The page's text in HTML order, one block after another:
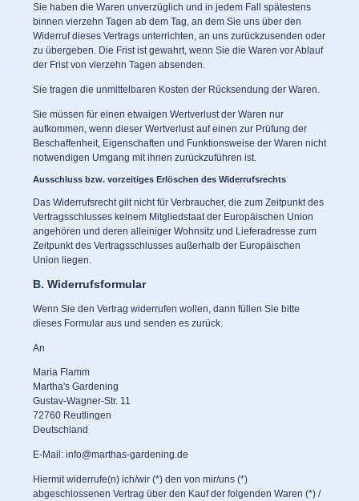
Sie haben die Waren unverzüglich und in jedem Fall spätestens
binnen vierzehn Tagen ab dem Tag, an dem Sie uns über den
Widerruf dieses Vertrags unterrichten, an uns zurückzusenden oder
zu übergeben. Die Frist ist gewahrt, wenn Sie die Waren vor Ablauf
der Frist von vierzehn Tagen absenden.
Sie tragen die unmittelbaren Kosten der Rücksendung der Waren.
Sie müssen für einen etwaigen Wertverlust der Waren nur
aufkommen, wenn dieser Wertverlust auf einen zur Prüfung der
Beschaffenheit, Eigenschaften und Funktionsweise der Waren nicht
notwendigen Umgang mit ihnen zurückzuführen ist.
Ausschluss bzw. vorzeitiges Erlöschen des Widerrufsrechts
Das Widerrufsrecht gilt nicht für Verbraucher, die zum Zeitpunkt des
Vertragsschlusses keinem Mitgliedstaat der Europäischen Union
angehören und deren alleiniger Wohnsitz und Lieferadresse zum
Zeitpunkt des Vertragsschlusses außerhalb der Europäischen
Union liegen.
B. Widerrufsformular
Wenn Sie den Vertrag widerrufen wollen, dann füllen Sie bitte
dieses Formular aus und senden es zurück.
An
Maria Flamm
Martha's Gardening
Gustav-Wagner-Str. 11
72760 Reutlingen
Deutschland
E-Mail: info@marthas-gardening.de
Hiermit widerrufe(n) ich/wir (*) den von mir/uns (*)
abgeschlossenen Vertrag über den Kauf der folgenden Waren (*) /